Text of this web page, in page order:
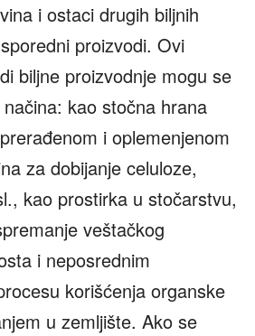
i ostaci drugih biljnih
proizvodi. Ovi
biljne proizvodnje mogu se
kao stočna hrana
i oplemenjenom
za dobijanje celuloze,
kao prostirka u stočarstvu,
veštačkog
i neposrednim
korišćenja organske
u zemljište. Ako se